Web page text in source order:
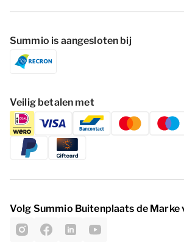
Summio is aangesloten bij
Veilig betalen met
Volg Summio Buitenplaats de Marke